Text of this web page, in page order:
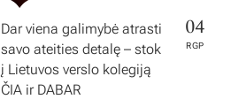
Dar viena galimybė atrasti
savo ateities detalę – stok
į Lietuvos verslo kolegiją
ČIA ir DABAR
04
RGP